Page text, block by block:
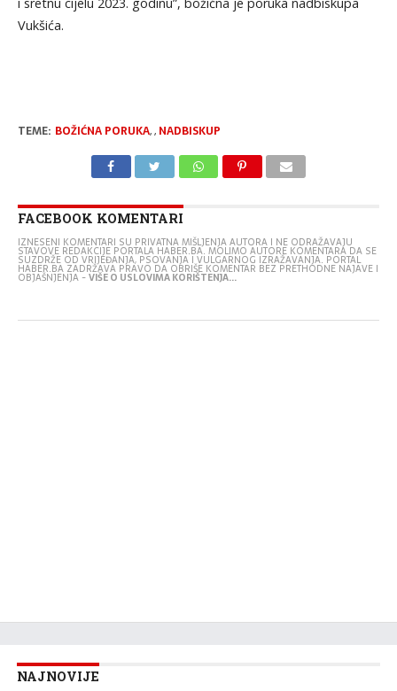
Vukšića.
TEME: BOŽIĆNA PORUKA,, NADBISKUP
FACEBOOK KOMENTARI
IZNESENI KOMENTARI SU PRIVATNA MIŠLJENJA AUTORA I NE ODRAŽAVAJU
STAVOVE REDAKCIJE PORTALA HABER.BA. MOLIMO AUTORE KOMENTARA DA SE
SUZDRŽE OD VRIJEĐANJA, PSOVANJA I VULGARNOG IZRAŽAVANJA. PORTAL
HABER.BA ZADRŽAVA PRAVO DA OBRIŠE KOMENTAR BEZ PRETHODNE NAJAVE I
OBJAŠNJENJA -VIŠE O USLOVIMA KORIŠTENJA...
NAJNOVIJE